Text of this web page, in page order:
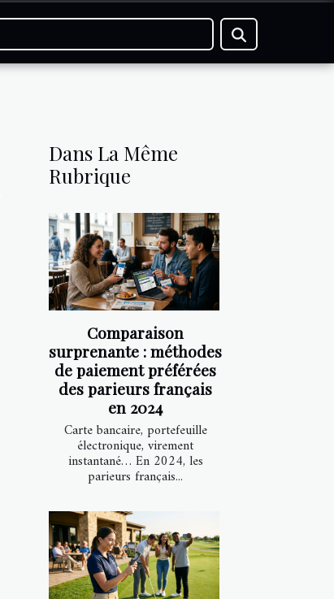
Dans La Même
Rubrique
Comparaison
surprenante : méthodes
de paiement préférées
des parieurs français
en 2024
Carte bancaire, portefeuille
électronique, virement
instantané… En 2024, les
parieurs français...